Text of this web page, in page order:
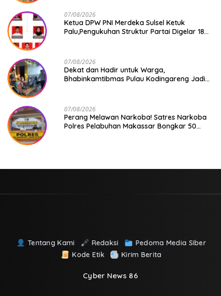
07/08/2026
Ketua DPW PNI Merdeka Sulsel Ketuk
Palu,Pengukuhan Struktur Partai Digelar 18
07/08/2026
Dekat dan Hadir untuk Warga,
Bhabinkamtibmas Pulau Kodingareng Jadi
07/08/2026
Perang Melawan Narkoba! Satres Narkoba
Polres Pelabuhan Makassar Bongkar 50
Tentang Kami Redaksi
Pedoma Media Siber
Kode Etik
Kirim Berita
Cyber News 86